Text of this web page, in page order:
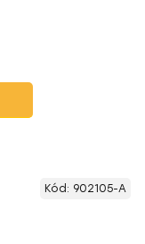
Kód: 902105-A